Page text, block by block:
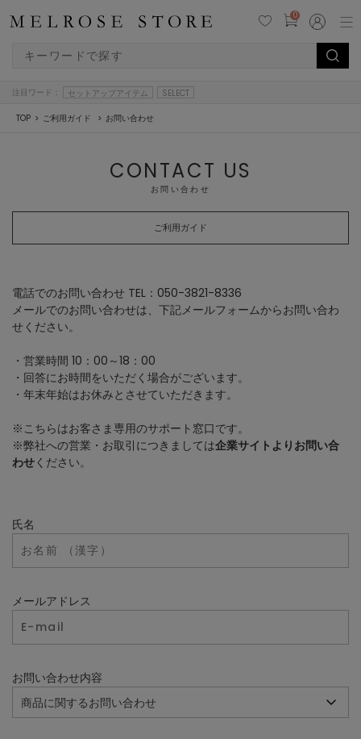
0
注目ワード： セットアップアイテム SELECT
TOP ご利用ガイド お問い合わせ
CONTACT US
お問い合わせ
ご利用ガイド
電話でのお問い合わせ TEL：050-3821-8336
メールでのお問い合わせは、下記メールフォームからお問い合わ
せください。
・営業時間 10：00～18：00
・回答にお時間をいただく場合がございます。
・年末年始はお休みとさせていただきます。
※こちらはお客さま専用のサポート窓口です。
※弊社への営業・お取引につきましては企業サイトよりお問い合
わせください。
氏名
メールアドレス
お問い合わせ内容